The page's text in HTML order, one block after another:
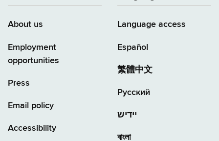
About us
Employment
opportunities
Press
Email policy
Accessibility
Language access
Español
繁體中文
Русский
יידיש
বাংলা